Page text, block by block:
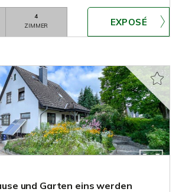
4
ZIMMER
und Garten eins werden